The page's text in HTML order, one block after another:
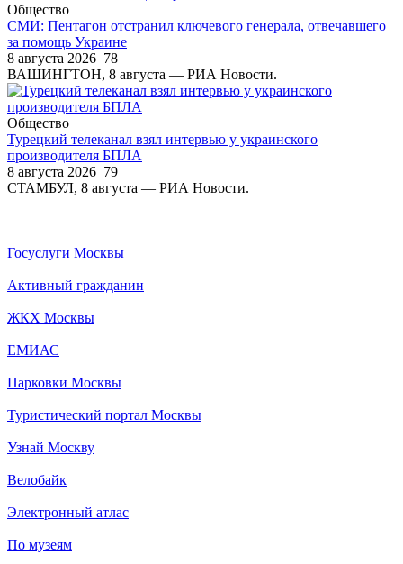
Общество
СМИ: Пентагон отстранил ключевого генерала, отвечавшего
за помощь Украине
8 августа 2026 78
ВАШИНГТОН, 8 августа — РИА Новости.
Общество
Турецкий телеканал взял интервью у украинского
производителя БПЛА
8 августа 2026 79
СТАМБУЛ, 8 августа — РИА Новости.
Госуслуги Москвы
Активный гражданин
ЖКХ Москвы
ЕМИАС
Парковки Москвы
Туристический портал Москвы
Узнай Москву
Велобайк
Электронный атлас
По музеям